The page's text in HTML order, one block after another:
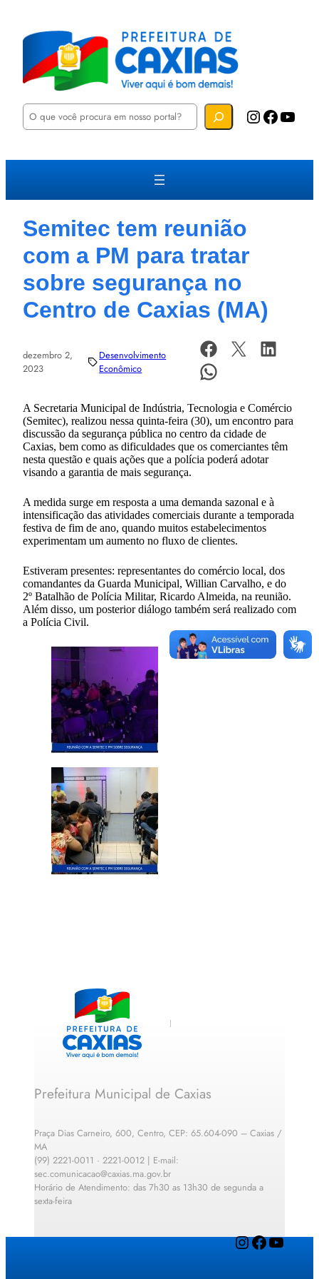
P
u
a
Instagram Facebook YouTube
Semitec tem reunião
com a PM para tratar
sobre segurança no
Centro de Caxias (MA)
dezembro 2,
2023
Desenvolvimento
Econômico
A Secretaria Municipal de Indústria, Tecnologia e Comércio
(Semitec), realizou nessa quinta-feira (30), um encontro para
discussão da segurança pública no centro da cidade de
Caxias, bem como as dificuldades que os comerciantes têm
nesta questão e quais ações que a polícia poderá adotar
visando a garantia de mais segurança.
A medida surge em resposta a uma demanda sazonal e à
intensificação das atividades comerciais durante a temporada
festiva de fim de ano, quando muitos estabelecimentos
experimentam um aumento no fluxo de clientes.
Estiveram presentes: representantes do comércio local, dos
comandantes da Guarda Municipal, Willian Carvalho, e do
2º Batalhão de Polícia Militar, Ricardo Almeida, na reunião.
Além disso, um posterior diálogo também será realizado com
a Polícia Civil.
Prefeitura Municipal de Caxias
Praça Dias Carneiro, 600, Centro, CEP: 65.604-090 – Caxias /
MA
(99) 2221-0011 · 2221-0012 | E-mail:
sec.comunicacao@caxias.ma.gov.br
Horário de Atendimento: das 7h30 as 13h30 de segunda a
sexta-feira
InstagramFacebook YouTube